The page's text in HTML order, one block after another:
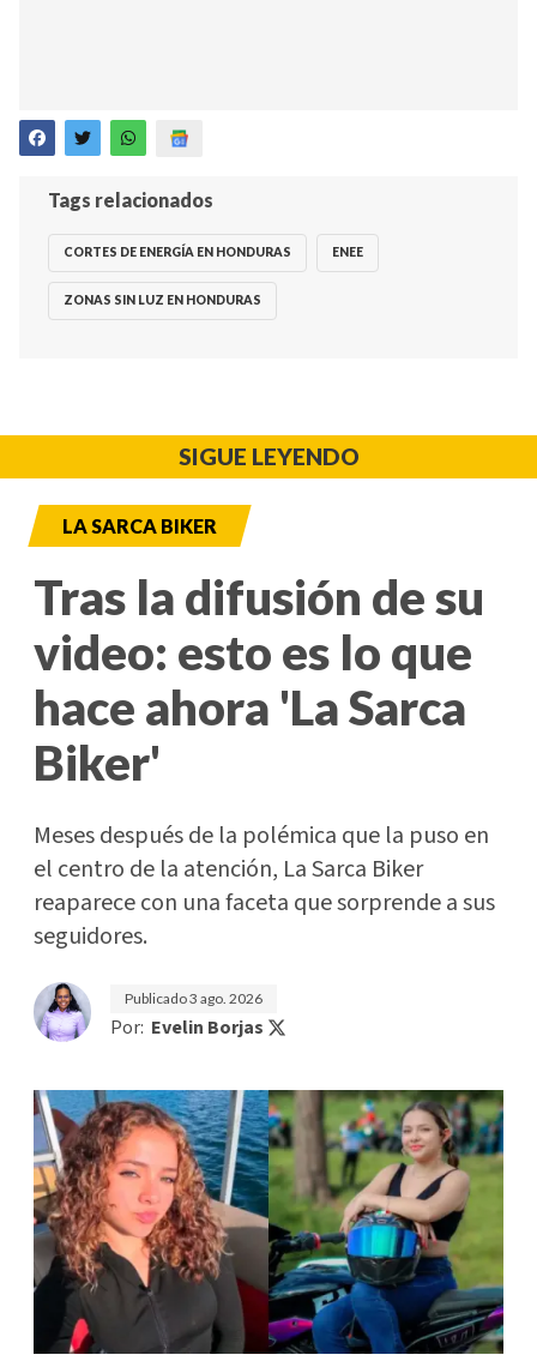
Tags relacionados
CORTES DE ENERGÍA EN HONDURAS ENEE
ZONAS SIN LUZ EN HONDURAS
SIGUE LEYENDO
LA SARCA BIKER
Tras la difusión de su
video: esto es lo que
hace ahora 'La Sarca
Biker'
Meses después de la polémica que la puso en
el centro de la atención, La Sarca Biker
reaparece con una faceta que sorprende a sus
seguidores.
Publicado3 ago. 2026
Por: Evelin Borjas